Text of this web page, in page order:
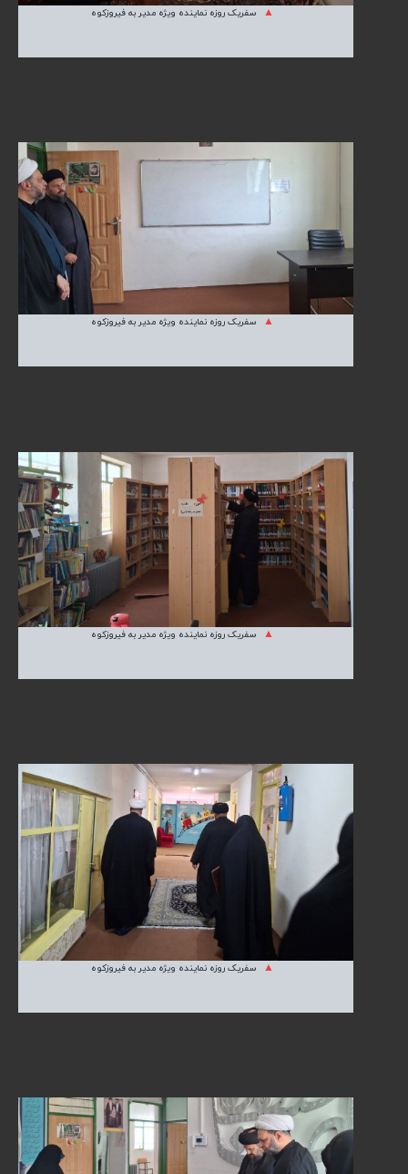
سفریک روزه نماینده ویژه مدیر به فیروزکوه
سفریک روزه نماینده ویژه مدیر به فیروزکوه
سفریک روزه نماینده ویژه مدیر به فیروزکوه
سفریک روزه نماینده ویژه مدیر به فیروزکوه